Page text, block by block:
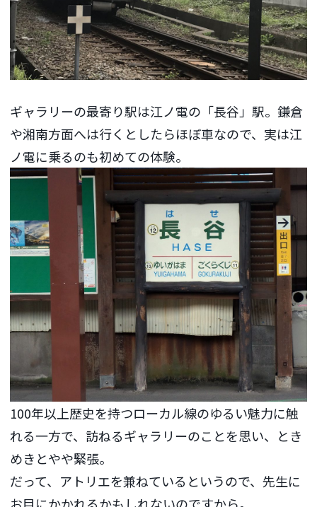
ギャラリーの最寄り駅は江ノ電の「長谷」駅。鎌倉
や湘南方面へは行くとしたらほぼ車なので、実は江
ノ電に乗るのも初めての体験。
100年以上歴史を持つローカル線のゆるい魅力に触
れる一方で、訪ねるギャラリーのことを思い、とき
めきとやや緊張。
だって、アトリエを兼ねているというので、先生に
お目にかかれるかもしれないのですから。